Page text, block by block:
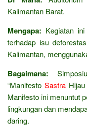
Kalimantan Barat.
Mengapa: Kegiatan
terhadap isu
Kalimantan,
Bagaimana:
“Manifesto SastraHijau
Manifesto ini menuntut
lingkungan dan
daring.